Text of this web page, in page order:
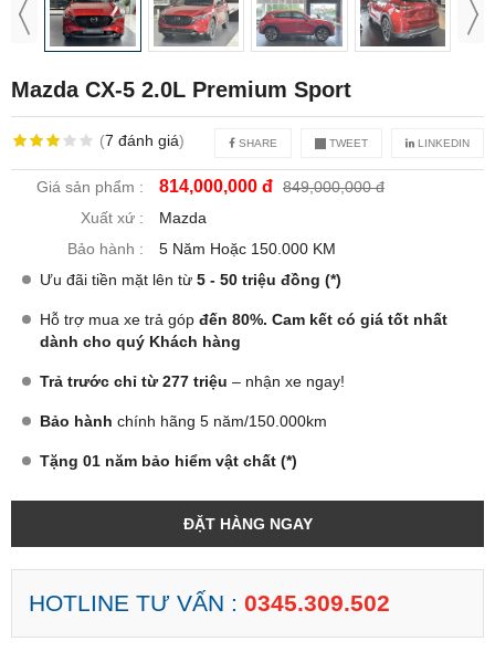
Mazda CX-5 2.0L Premium Sport
(7 đánh giá) SHARE TWEET LINKEDIN
Giá sản phẩm : 814,000,000 đ 849,000,000 đ
Xuất xứ :
Mazda
Bảo hành :
5 Năm Hoặc 150.000 KM
Ưu đãi tiền mặt lên từ 5 - 50 triệu đồng (*)
Hỗ trợ mua xe trả góp đến 80%. Cam kết có giá tốt nhất
dành cho quý Khách hàng
Trả trước chỉ từ 277 triệu – nhận xe ngay!
Bảo hành chính hãng 5 năm/150.000km
Tặng 01 năm bảo hiểm vật chất (*)
ĐẶT HÀNG NGAY
HOTLINE TƯ VẤN : 0345.309.502